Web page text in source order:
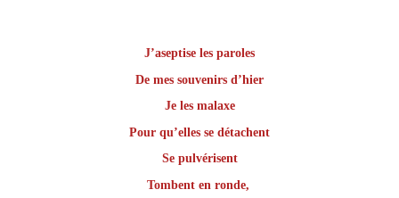
J’aseptise les paroles
De mes souvenirs d’hier
Je les malaxe
Pour qu’elles se détachent
Se pulvérisent
Tombent en ronde,